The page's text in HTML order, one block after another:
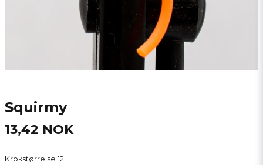
Squirmy
13,42 NOK
Krokstørrelse 12